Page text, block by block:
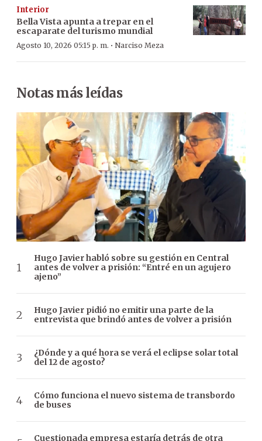
Interior
Bella Vista apunta a trepar en el
escaparate del turismo mundial
Agosto 10, 2026 05:15 p. m. · Narciso Meza
Notas más leídas
Hugo Javier habló sobre su gestión en Central
antes de volver a prisión: “Entré en un agujero
ajeno”
Hugo Javier pidió no emitir una parte de la
entrevista que brindó antes de volver a prisión
¿Dónde y a qué hora se verá el eclipse solar total
del 12 de agosto?
Cómo funciona el nuevo sistema de transbordo
de buses
Cuestionada empresa estaría detrás de otra